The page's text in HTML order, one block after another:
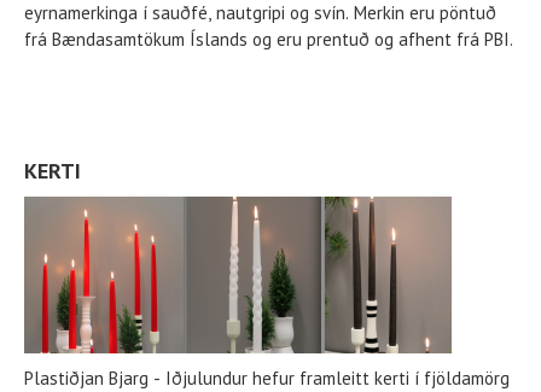
eyrnamerkinga í sauðfé, nautgripi og svín. Merkin eru pöntuð
frá Bændasamtökum Íslands og eru prentuð og afhent frá PBI.
KERTI
Plastiðjan Bjarg - Iðjulundur hefur framleitt kerti í fjöldamörg